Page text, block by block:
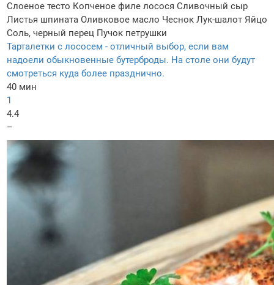
Слоеное тесто Копченое филе лосося Сливочный сыр
Листья шпината Оливковое масло Чеснок Лук-шалот Яйцо
Соль, черный перец Пучок петрушки
Тарталетки с лососем - отличный выбор, если вам
надоели обыкновенные бутерброды. На столе они будут
смотреться куда более празднично.
40 мин
1
4.4
–